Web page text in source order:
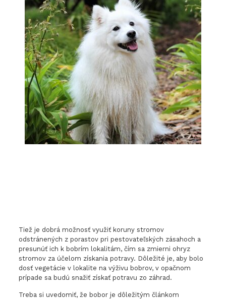
Tiež je dobrá možnosť využiť koruny stromov
odstránených z porastov pri pestovateľských zásahoch a
presunúť ich k bobrím lokalitám, čím sa zmierni ohryz
stromov za účelom získania potravy. Dôležité je, aby bolo
dosť vegetácie v lokalite na výživu bobrov, v opačnom
prípade sa budú snažiť získať potravu zo záhrad.
Treba si uvedomiť, že bobor je dôležitým článkom